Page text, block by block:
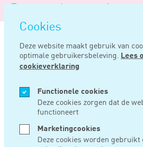
overslaan
Cookies
Deze website maakt gebruik van
optimale gebruikersbeleving. Lees
cookieverklaring
Functionele cookies
Deze cookies zorgen dat de
functioneert
Marketingcookies
Deze cookies worden gebruikt
Logo
Noord
Negentig
Home Nieuws
APR 24, 2019
VEEL
MATCHES’ BIJ